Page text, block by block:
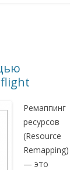
Ремаппинг
ресурсов
(Resource
Remapping)
— это